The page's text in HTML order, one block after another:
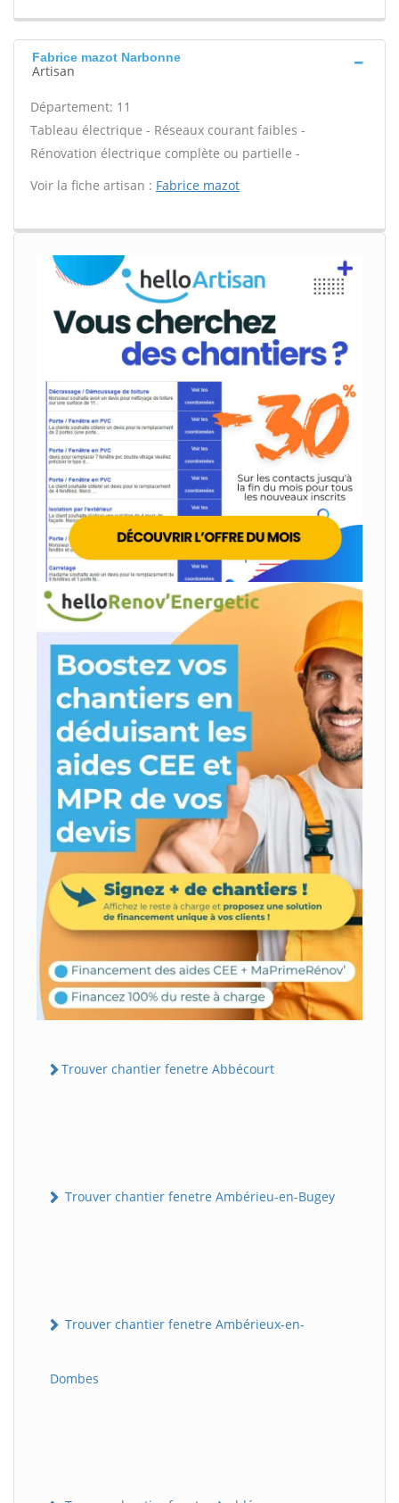
Fabrice mazot Narbonne
Artisan
Département: 11
Tableau électrique - Réseaux courant faibles -
Rénovation électrique complète ou partielle -
Voir la fiche artisan : Fabrice mazot
Trouver chantier fenetre Abbécourt
Trouver chantier fenetre Ambérieu-en-Bugey
Trouver chantier fenetre Ambérieux-en-
Dombes